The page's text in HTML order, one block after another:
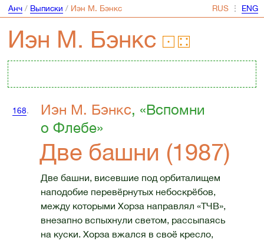
Анч/ Выписки / Иэн М. Бэнкс ⋮
Иэн М. Бэнкс
168. Иэн М. Бэнкс, «Вспомни
о Флебе»
Две башни (1987)
Две башни, висевшие под орбиталищем
наподобие перевёрнутых небоскрёбов,
между которыми Хорза направлял «ТЧВ»,
внезапно вспыхнули светом, рассыпаясь
на куски. Хорза вжался в своё кресло,